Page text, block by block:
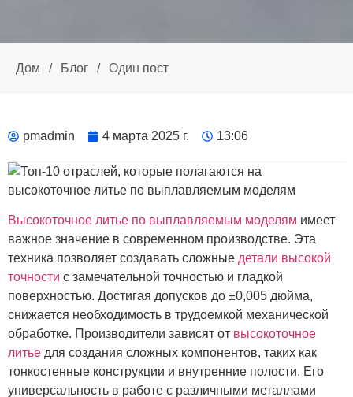
Дом / Блог / Один пост
pmadmin 4 марта 2025 г. 13:06
Высокоточное литье по выплавляемым моделям имеет
важное значение в современном производстве. Эта
техника позволяет создавать сложные детали высокой
точности с замечательной точностью и гладкой
поверхностью. Достигая допусков до ±0,005 дюйма,
снижается необходимость в трудоемкой механической
обработке. Производители зависят от высокоточное
литье для создания сложных компонентов, таких как
тонкостенные конструкции и внутренние полости. Его
универсальность в работе с различными металлами